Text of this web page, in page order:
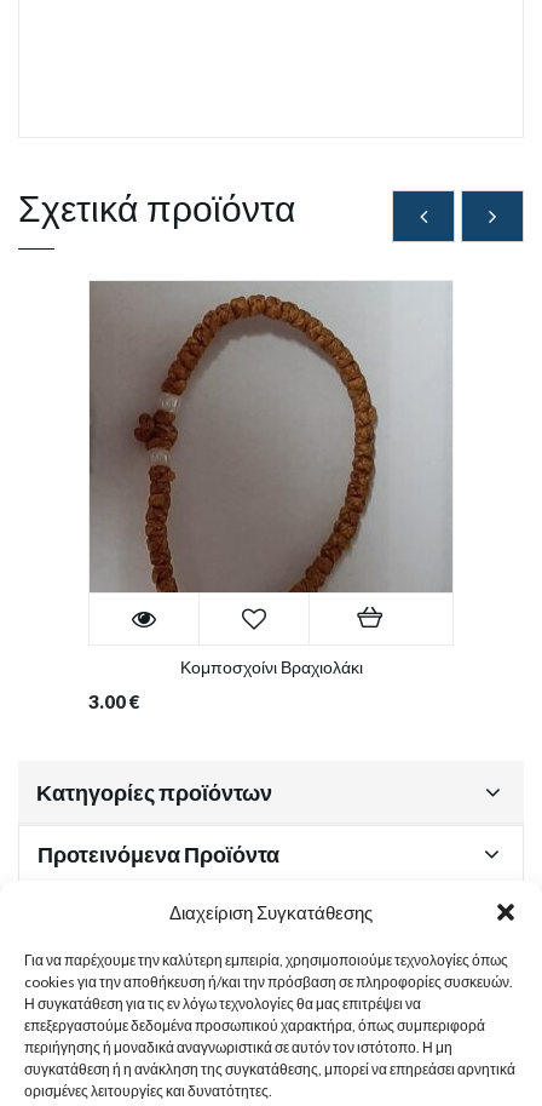
Διαχείριση Συγκατάθεσης
Για να παρέχουμε την καλύτερη εμπειρία, χρησιμοποιούμε τεχνολογίες όπως
cookies για την αποθήκευση ή/και την πρόσβαση σε πληροφορίες συσκευών.
Η συγκατάθεση για τις εν λόγω τεχνολογίες θα μας επιτρέψει να
επεξεργαστούμε δεδομένα προσωπικού χαρακτήρα, όπως συμπεριφορά
περιήγησης ή μοναδικά αναγνωριστικά σε αυτόν τον ιστότοπο. Η μη
συγκατάθεση ή η ανάκληση της συγκατάθεσης, μπορεί να επηρεάσει αρνητικά
ορισμένες λειτουργίες και δυνατότητες.
Σχετικά προϊόντα
Κομποσχοίνι Βραχιολάκι
3.00€
Κατηγορίες προϊόντων
Προτεινόμενα Προϊόντα
Χρήσιμα Έγγραφα
Sitemap
Στοιχεία Επικοινωνίας